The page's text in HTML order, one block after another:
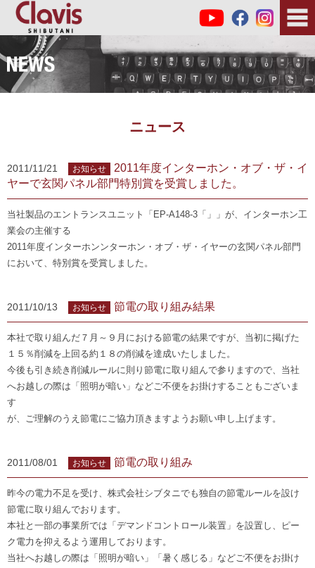
ニュース
2011/11/21 お知らせ
2011年度インターホン・オブ・ザ・イ
ヤーで玄関パネル部門特別賞を受賞しました。
当社製品のエントランスユニット「EP-A148-3「」」が、インターホン工
業会の主催する
2011年度インターホンンターホン・オブ・ザ・イヤーの玄関パネル部門
において、特別賞を受賞しました。
2011/10/13 お知らせ 節電の取り組み結果
本社で取り組んだ７月～９月における節電の結果ですが、当初に掲げた
１５％削減を上回る約１８の削減を達成いたしました。
今後も引き続き削減ルールに則り節電に取り組んで参りますので、当社
へお越しの際は「照明が暗い」などご不便をお掛けすることもございま
す
が、ご理解のうえ節電にご協力頂きますようお願い申し上げます。
2011/08/01 お知らせ 節電の取り組み
昨今の電力不足を受け、株式会社シブタニでも独自の節電ルールを設け
節電に取り組んでおります。
本社と一部の事業所では「デマンドコントロール装置」を設置し、ピー
ク電力を抑えるよう運用しております。
当社へお越しの際は「照明が暗い」「暑く感じる」などご不便をお掛け